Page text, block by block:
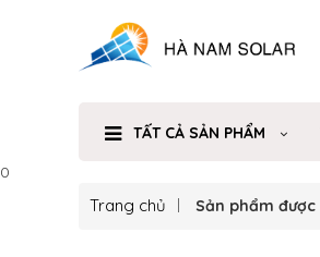
TẤT CẢ SẢN PHẨM
0
Trang chủ Sản phẩm